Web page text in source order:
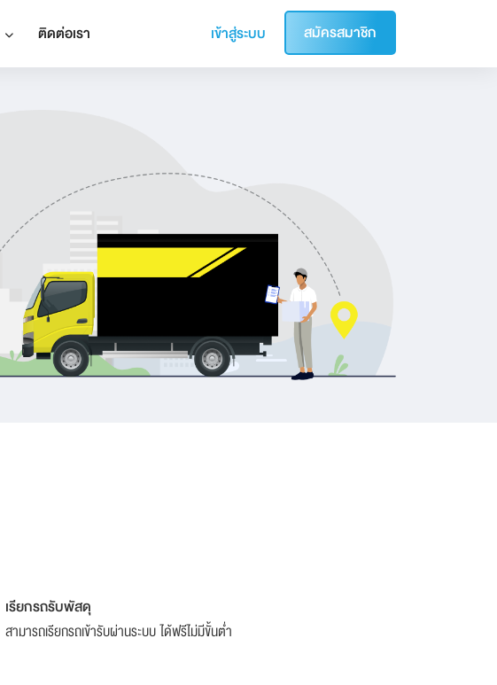
ติดต่อเรา เข้าสู่ระบบ สมัครสมาชิก
เรียกรถรับพัสดุ
สามารถเรียกรถเข้ารับผ่านระบบ ได้ฟรีไม่มีขั้นต่ำ